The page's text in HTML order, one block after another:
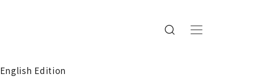
English Edition